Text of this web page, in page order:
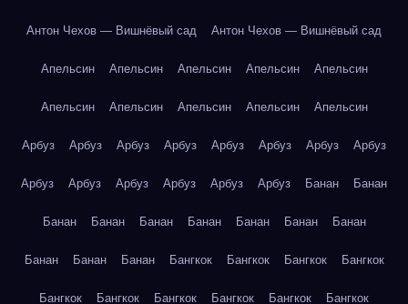
Антон Чехов — Вишнёвый сад Антон Чехов — Вишнёвый сад
Апельсин Апельсин Апельсин Апельсин Апельсин
Апельсин Апельсин Апельсин Апельсин Апельсин
Арбуз Арбуз Арбуз Арбуз Арбуз Арбуз Арбуз Арбуз
Арбуз Арбуз Арбуз Арбуз Арбуз Арбуз Банан Банан
Банан Банан Банан Банан Банан Банан Банан
Банан Банан Банан Бангкок Бангкок Бангкок Бангкок
Бангкок Бангкок Бангкок Бангкок Бангкок Бангкок